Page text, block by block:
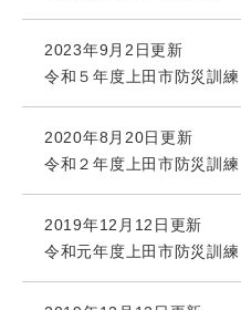
2023年9月2日更新
令和５年度上田市防災訓練
2020年8月20日更新
令和２年度上田市防災訓練
2019年12月12日更新
令和元年度上田市防災訓練